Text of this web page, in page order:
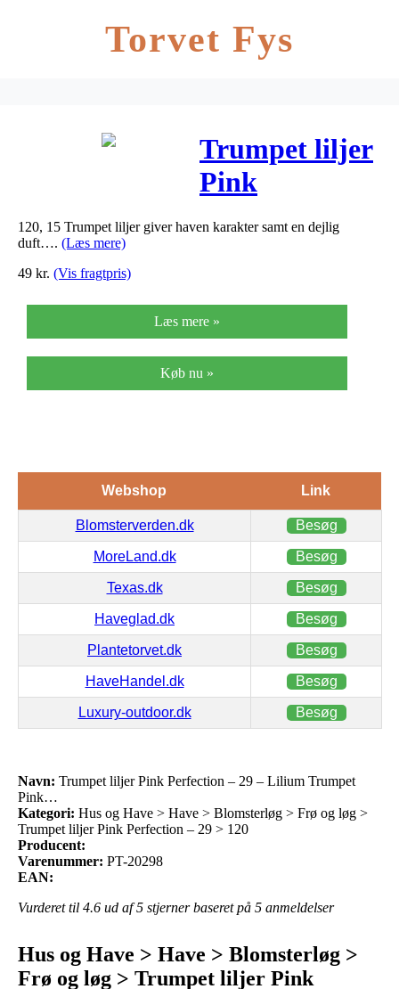
Torvet Fys
Trumpet liljer
Pink
Perfection –
Pink…
120, 15 Trumpet liljer giver haven karakter samt en dejlig
duft…. (Læs mere)
49 kr. (Vis fragtpris)
Læs mere »
Køb nu »
Webshop Link
Blomsterverden.dk Besøg
MoreLand.dk Besøg
Texas.dk Besøg
Haveglad.dk Besøg
Plantetorvet.dk Besøg
HaveHandel.dk Besøg
Luxury-outdoor.dk Besøg
Navn: Trumpet liljer Pink Perfection – 29 – Lilium Trumpet
Pink…
Kategori: Hus og Have > Have > Blomsterløg > Frø og løg >
Trumpet liljer Pink Perfection – 29 > 120
Producent:
Varenummer: PT-20298
EAN:
Vurderet til 4.6 ud af 5 stjerner baseret på 5 anmeldelser
Hus og Have > Have > Blomsterløg >
Frø og løg > Trumpet liljer Pink